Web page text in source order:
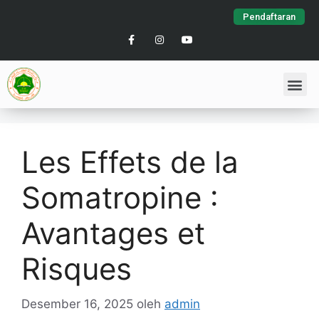
Pendaftaran
Les Effets de la
Somatropine :
Avantages et
Risques
Desember 16, 2025 oleh admin